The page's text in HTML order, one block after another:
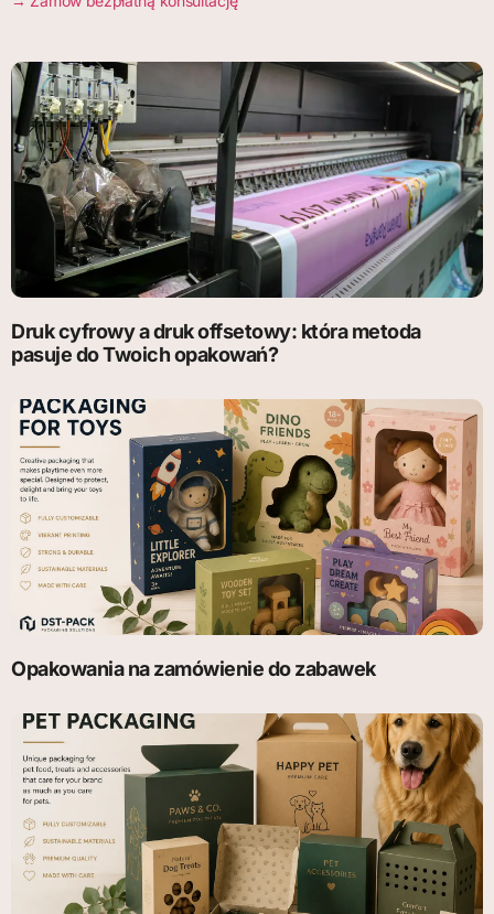
Druk cyfrowy a druk offsetowy: która metoda
pasuje do Twoich opakowań?
Opakowania na zamówienie do zabawek